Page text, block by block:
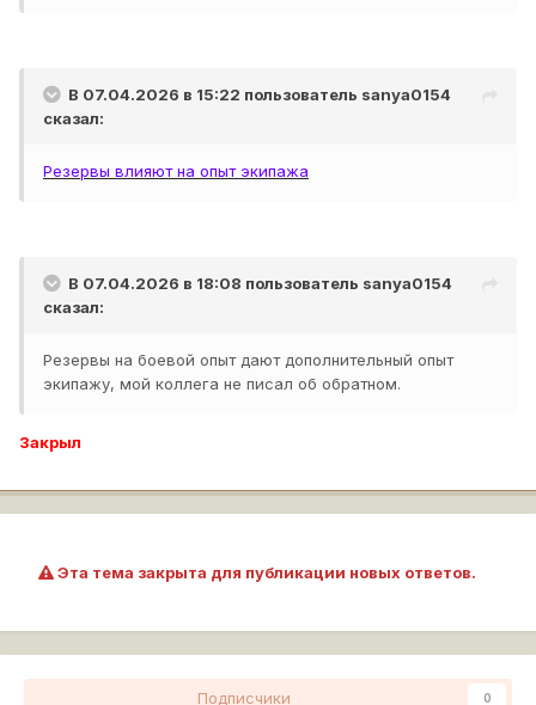
В 07.04.2026 в 15:22 пользователь sanya0154
сказал:
Резервы влияют на опыт экипажа
В 07.04.2026 в 18:08 пользователь sanya0154
сказал:
Резервы на боевой опыт дают дополнительный опыт
экипажу, мой коллега не писал об обратном.
Закрыл
Эта тема закрыта для публикации новых ответов.
Подписчики 0